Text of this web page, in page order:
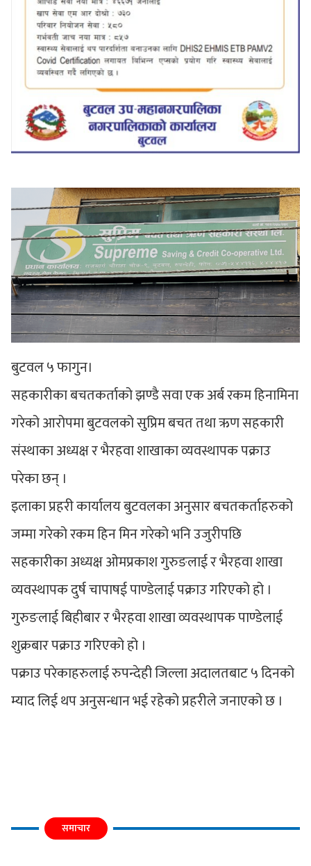
बुटवल ५ फागुन।
सहकारीका बचतकर्ताको झण्डै सवा एक अर्ब रकम हिनामिना
गरेको आरोपमा बुटवलको सुप्रिम बचत तथा ऋण सहकारी
संस्थाका अध्यक्ष र भैरहवा शाखाका व्यवस्थापक पक्राउ
परेका छन् ।
इलाका प्रहरी कार्यालय बुटवलका अनुसार बचतकर्ताहरुको
जम्मा गरेको रकम हिन मिन गरेको भनि उजुरीपछि
सहकारीका अध्यक्ष ओमप्रकाश गुरुङलाई र भैरहवा शाखा
व्यवस्थापक दुर्ष चापाषई पाण्डेलाई पक्राउ गरिएको हो ।
गुरुङलाई बिहीबार र भैरहवा शाखा व्यवस्थापक पाण्डेलाई
शुक्रबार पक्राउ गरिएको हो ।
पक्राउ परेकाहरुलाई रुपन्देही जिल्ला अदालतबाट ५ दिनको
म्याद लिई थप अनुसन्धान भई रहेको प्रहरीले जनाएको छ ।
समाचार